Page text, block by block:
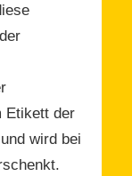
Etikett der
wird bei